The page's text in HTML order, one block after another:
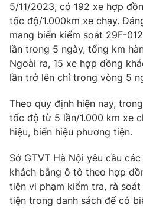
Phim VTV
Hậu trường
Nhân vật
Khán giả
Giải sao mai
Giải trí
Điện ảnh
Âm nhạc
Đời sống
Du lịch
Làm đẹp
Chất lượng cuộc sống
Tuyển sinh
Học trực tuyến
Công nghệ
Sản phẩm
Thị trường
Giao lưu trực tuyến
Lịch phát sóng
5/11/2023, có 192 xe hợp
tốc độ/1.000km xe chạy.
mang biển kiểm soát 29F-
lần trong 5 ngày, tổng km
Ngoài ra, 15 xe hợp đồng
lần trở lên chỉ trong vòng 5
Theo quy định hiện nay,
tốc độ từ 5 lần/1.000 km xe
hiệu, biển hiệu phương tiện.
Sở GTVT Hà Nội yêu cầu
khách bằng ô tô theo hợp
tiện vi phạm kiểm tra, rà
tiện trong danh sách để có